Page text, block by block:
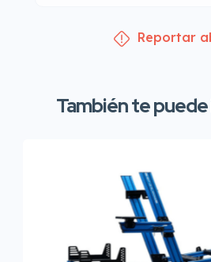
Reportar
También te